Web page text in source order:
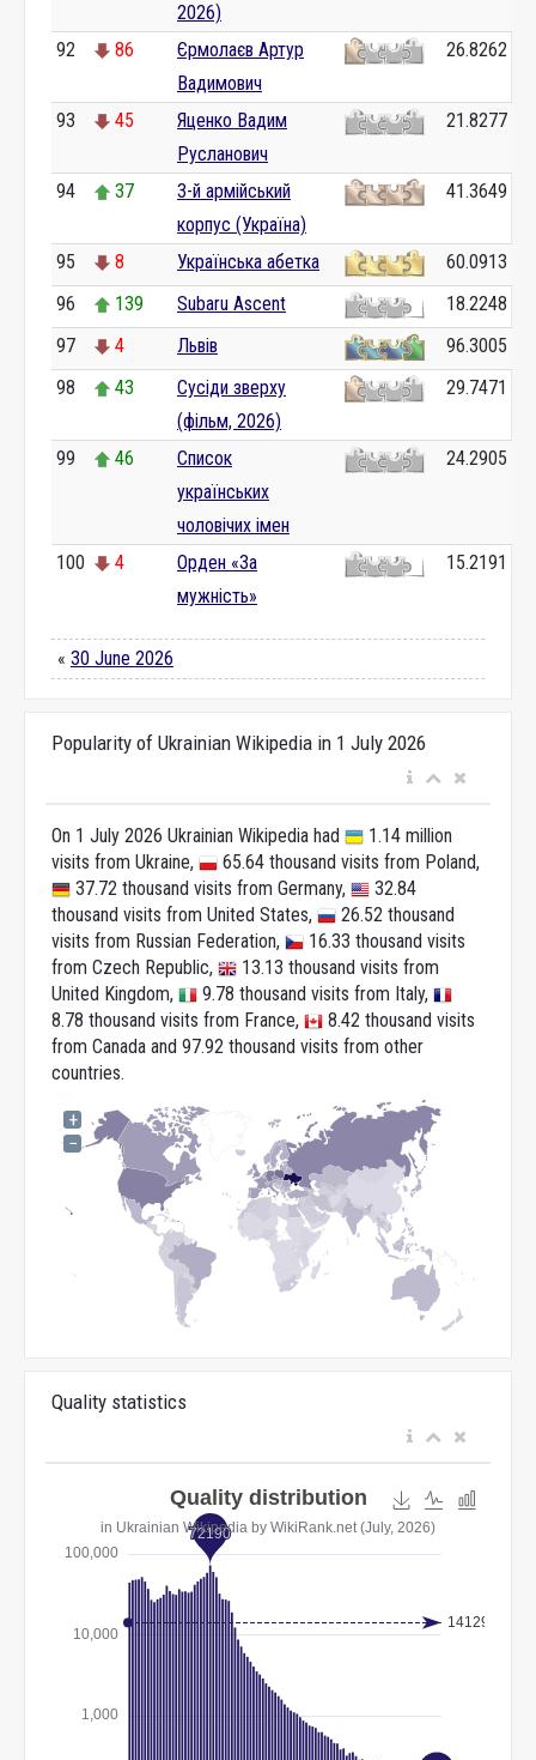
2026)
92
86
Єрмолаєв Артур
Вадимович
26.8262
93 45
Яценко Вадим
Русланович
21.8277
94 37
3-й армійський
корпус (Україна)
41.3649
95 8 Українська абетка
60.0913
96
139 Subaru Ascent
18.2248
97
4 Львів
96.3005
98
43
Сусіди зверху
(фільм, 2026)
29.7471
99 46
Список
українських
чоловічих імен
24.2905
100 4
Орден «За
мужність»
15.2191
« 30 June 2026
Popularity of Ukrainian Wikipedia in 1 July 2026
On 1 July 2026 Ukrainian Wikipedia had
1.14 million
visits from Ukraine,
65.64 thousand visits from Poland,
37.72 thousand visits from Germany,
32.84
thousand visits from United States,
26.52 thousand
visits from Russian Federation,
16.33 thousand visits
from Czech Republic,
13.13 thousand visits from
United Kingdom,
9.78 thousand visits from Italy,
8.78 thousand visits from France,
8.42 thousand visits
from Canada and 97.92 thousand visits from other
countries.
+
−
Quality statistics